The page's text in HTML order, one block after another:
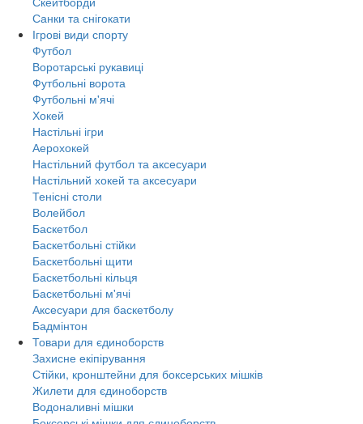
Санки та снігокати
Ігрові види спорту
Футбол
Воротарські рукавиці
Футбольні ворота
Футбольні м'ячі
Хокей
Настільні ігри
Аерохокей
Настільний футбол та аксесуари
Настільний хокей та аксесуари
Тенісні столи
Волейбол
Баскетбол
Баскетбольні стійки
Баскетбольні щити
Баскетбольні кільця
Баскетбольні м'ячі
Аксесуари для баскетболу
Бадмінтон
Товари для єдиноборств
Захисне екіпірування
Стійки, кронштейни для боксерських мішків
Жилети для єдиноборств
Водоналивні мішки